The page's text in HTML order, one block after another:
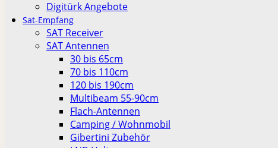
Digitürk Angebote
Sat-Empfang
SAT Receiver
SAT Antennen
30 bis 65cm
70 bis 110cm
120 bis 190cm
Multibeam 55-90cm
Flach-Antennen
Camping / Wohnmobil
Gibertini Zubehör